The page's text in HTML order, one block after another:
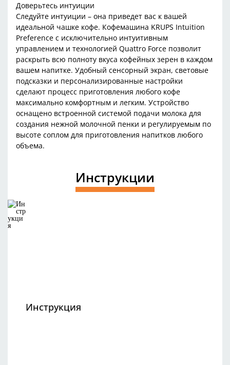
Доверьтесь интуиции
Следуйте интуиции – она приведет вас к вашей
идеальной чашке кофе. Кофемашина KRUPS Intuition
Preference с исключительно интуитивным
управлением и технологией Quattro Force позволит
раскрыть всю полноту вкуса кофейных зерен в каждом
вашем напитке. Удобный сенсорный экран, световые
подсказки и персонализированные настройки
сделают процесс приготовления любого кофе
максимально комфортным и легким. Устройство
оснащено встроенной системой подачи молока для
создания нежной молочной пенки и регулируемым по
высоте соплом для приготовления напитков любого
объема.
Инструкции
Инструкция